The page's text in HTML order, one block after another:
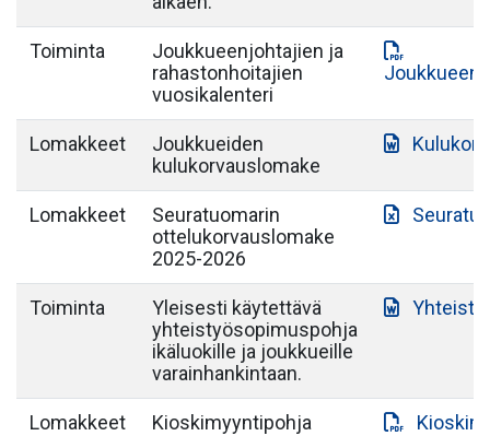
Toiminta
Joukkueenjohtajien ja
rahastonhoitajien
vuosikalenteri
Lomakkeet
Joukkueiden
kulukorvauslomake
Lomakkeet
Seuratuomarin
ottelukorvauslomake
2025-2026
Toiminta
Yleisesti käytettävä
yhteistyösopimuspohja
ikäluokille ja joukkueille
varainhankintaan.
Lomakkeet
Kioskimyyntipohja